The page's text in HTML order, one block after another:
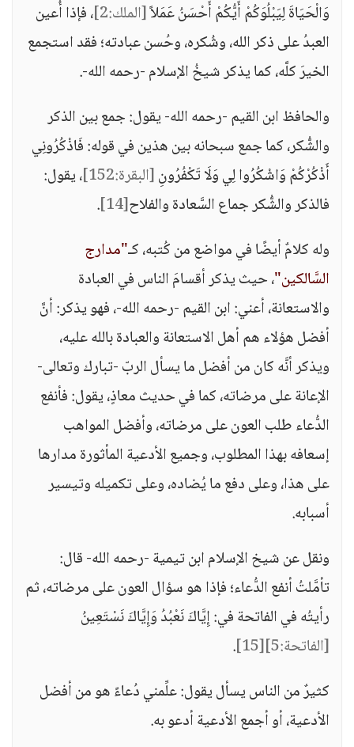
وَالْحَيَاةَ لِيَبْلُوَكُمْ أَيُّكُمْ أَحْسَنُ عَمَلاً[الملك:2] ، فإذا أُعين
العبدُ على ذكر الله، وشُكره، وحُسن عبادته؛ فقد استجمع
الخيرَ كلَّه، كما يذكر شيخُ الإسلام -رحمه الله-.
والحافظ ابن القيم -رحمه الله- يقول: جمع بين الذكر
والشُّكر، كما جمع سبحانه بين هذين في قوله: فَاذْكُرُونِي
أَذْكُرْكُمْ وَاشْكُرُوا لِي وَلَا تَكْفُرُونِ[البقرة:152]
، يقول:
فالذكر والشُّكر جماع السَّعادة والفلاح[14]
.
وله كلامٌ أيضًا في مواضع من كُتبه، كـ"مدارج
السَّالكين"، حيث يذكر أقسامَ الناس في العبادة
والاستعانة، أعني: ابن القيم -رحمه الله-، فهو يذكر: أنَّ
أفضل هؤلاء هم أهل الاستعانة والعبادة بالله عليه،
ويذكر أنَّه كان من أفضل ما يسأل الربّ -تبارك وتعالى-
الإعانة على مرضاته، كما في حديث معاذٍ، يقول: فأنفع
الدُّعاء طلب العون على مرضاته، وأفضل المواهب
إسعافه بهذا المطلوب، وجميع الأدعية المأثورة مدارها
على هذا، وعلى دفع ما يُضاده، وعلى تكميله وتيسير
أسبابه.
ونقل عن شيخ الإسلام ابن تيمية -رحمه الله- قال:
تأمَّلتُ أنفع الدُّعاء؛ فإذا هو سؤال العون على مرضاته، ثم
رأيتُه في الفاتحة في: إِيَّاكَ نَعْبُدُ وَإِيَّاكَ نَسْتَعِينُ
[الفاتحة:5]
[15]
.
كثيرٌ من الناس يسأل يقول: علِّمني دُعاءً هو من أفضل
الأدعية، أو أجمع الأدعية أدعو به.